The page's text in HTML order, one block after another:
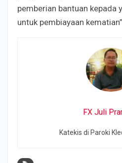
pemberian bantuan kepada
untuk pembiayaan
FX Juli
Katekis di Paroki